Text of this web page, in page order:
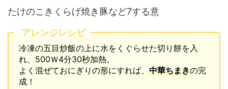
たけのこきくらげ焼き豚など7する意
アレンジレシピ
冷凍の五目炒飯の上に水をくぐらせた切り餅を入
れ、500Ｗ4分30秒加熱。
よく混ぜておにぎりの形にすれば、 中華ちまきの完
成！